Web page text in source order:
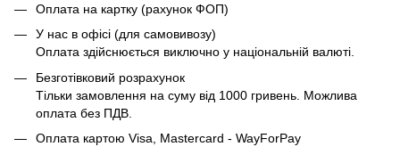
Оплата на картку (рахунок ФОП)
У нас в офісі (для самовивозу)
Оплата здійснюється виключно у національній валюті.
Безготівковий розрахунок
Тільки замовлення на суму від 1000 гривень. Можлива
оплата без ПДВ.
Оплата картою Visa, Mastercard - WayForPay